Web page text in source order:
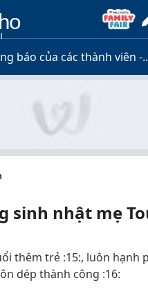
báo của các thành viên -
sinh nhật mẹ
thêm trẻ :15:, luôn hạnh
dép thành công :16: